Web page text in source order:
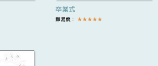
卒業式
難易度： ★★★★★